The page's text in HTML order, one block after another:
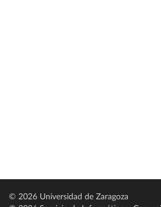
© 2026 Universidad de Zaragoza